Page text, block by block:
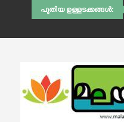
പുതിയ ഉള്ളടക്കങ്ങൾ: